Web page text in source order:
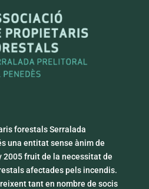
forestals Serralada
una entitat sense ànim de
2005 fruit de la necessitat de
afectades pels incendis.
tant en nombre de socis